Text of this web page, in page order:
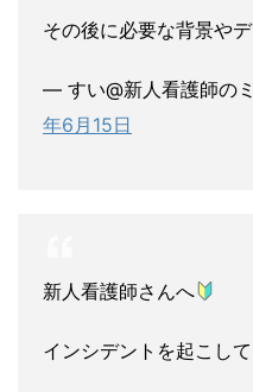
その後に必要な背景や
— すい@新人看護師の
年6月15日
新人看護師さんへ
インシデントを起こし